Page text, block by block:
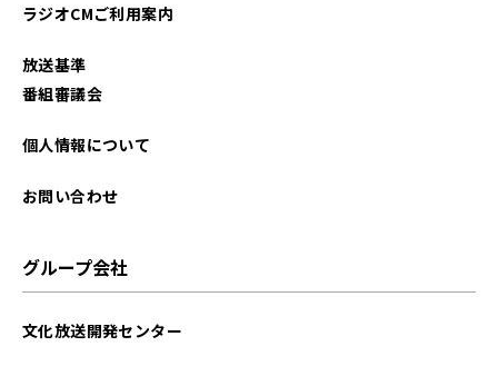
ラジオCMご利用案内
放送基準
番組審議会
個人情報について
お問い合わせ
グループ会社
文化放送開発センター